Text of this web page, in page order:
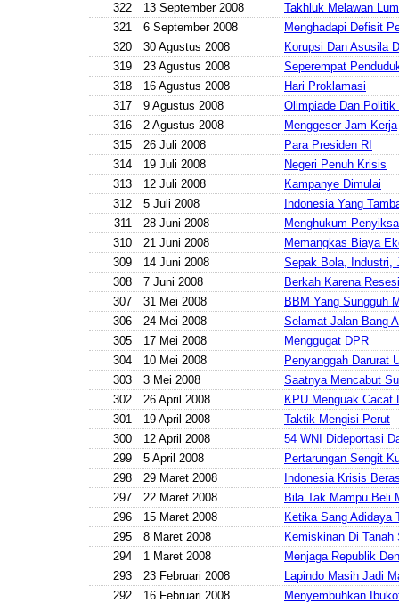
322
13 September 2008
Takhluk Melawan
321
6 September 2008
Menghadapi Defisit
320
30 Agustus 2008
Korupsi Dan Asusila
319
23 Agustus 2008
Seperempat
318
16 Agustus 2008
Hari Proklamasi
317
9 Agustus 2008
Olimpiade Dan Politik
316
2 Agustus 2008
Menggeser Jam Kerja
315
26 Juli 2008
Para Presiden RI
314
19 Juli 2008
Negeri Penuh Krisis
313
12 Juli 2008
Kampanye Dimulai
312
5 Juli 2008
Indonesia Yang
311
28 Juni 2008
Menghukum
310
21 Juni 2008
Memangkas Biaya
309
14 Juni 2008
Sepak Bola, Industri,
308
7 Juni 2008
Berkah Karena
307
31 Mei 2008
BBM Yang Sungguh
306
24 Mei 2008
Selamat Jalan Bang
305
17 Mei 2008
Menggugat DPR
304
10 Mei 2008
Penyanggah Darurat
303
3 Mei 2008
Saatnya Mencabut
302
26 April 2008
KPU Menguak Cacat
301
19 April 2008
Taktik Mengisi Perut
300
12 April 2008
54 WNI Dideportasi
299
5 April 2008
Pertarungan Sengit
298
29 Maret 2008
Indonesia Krisis
297
22 Maret 2008
Bila Tak Mampu Beli
296
15 Maret 2008
Ketika Sang Adidaya
295
8 Maret 2008
Kemiskinan Di Tanah
294
1 Maret 2008
Menjaga Republik
293
23 Februari 2008
Lapindo Masih Jadi
292
16 Februari 2008
Menyembuhkan